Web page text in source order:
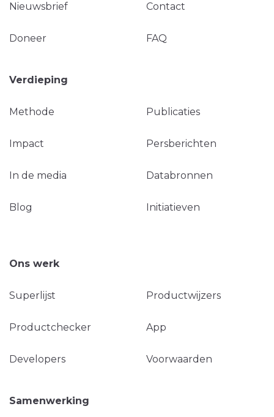
Nieuwsbrief Contact
Doneer FAQ
Verdieping
Methode Publicaties
Impact Persberichten
In de media Databronnen
Blog Initiatieven
Ons werk
Superlijst Productwijzers
Productchecker App
Developers Voorwaarden
Samenwerking